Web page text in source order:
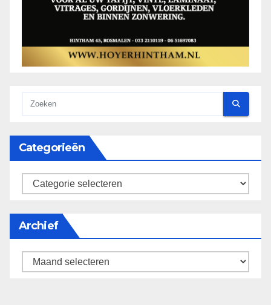
Categorieën
categorieën
Archief
Archief